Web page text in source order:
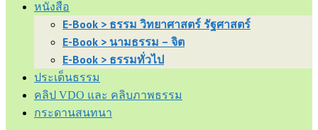
หนังสือ
E-Book > ธรรม วิทยาศาสตร์ รัฐศาสตร์
E-Book > นามธรรม – จิต
E-Book > ธรรมทั่วไป
ประเด็นธรรม
คลิป VDO และ คลิบภาพธรรม
กระดานสนทนา